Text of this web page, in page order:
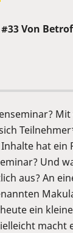
Von
hat ein
Und
aus? An
ein
macht